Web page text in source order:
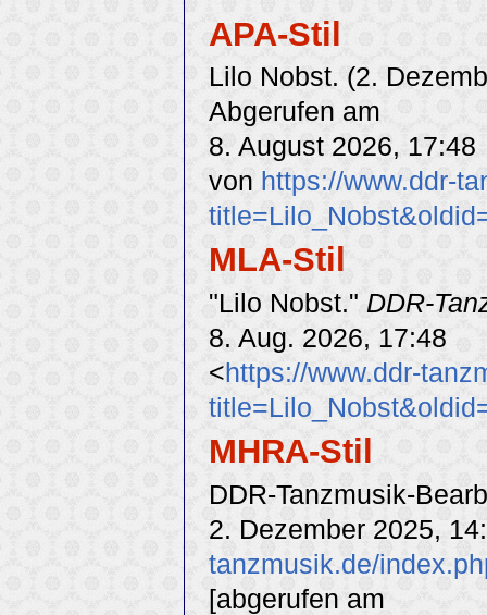
APA-Stil
Lilo Nobst. (2.
Abgerufen am
8. August 2026, 17:48
von https://www.ddr-
MLA-Stil
"Lilo Nobst." DDR-
8. Aug. 2026, 17:48
<https://www.ddr-
MHRA-Stil
DDR-Tanzmusik-
2. Dezember 2025,
tanzmusik.de/
[abgerufen am